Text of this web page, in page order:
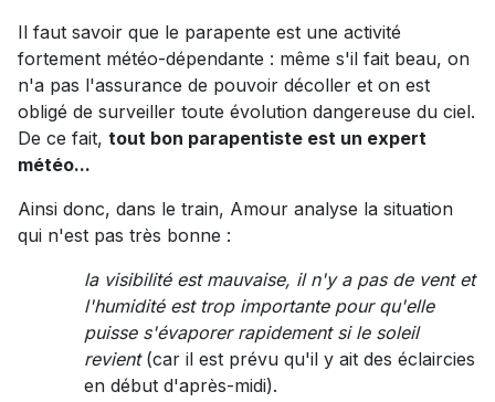
Il faut savoir que le parapente est une activité
fortement météo-dépendante : même s'il fait beau, on
n'a pas l'assurance de pouvoir décoller et on est
obligé de surveiller toute évolution dangereuse du ciel.
De ce fait, tout bon parapentiste est un expert
météo...
Ainsi donc, dans le train, Amour analyse la situation
qui n'est pas très bonne :
la visibilité est mauvaise, il n'y a pas de vent et
l'humidité est trop importante pour qu'elle
puisse s'évaporer rapidement si le soleil
revient (car il est prévu qu'il y ait des éclaircies
en début d'après-midi).